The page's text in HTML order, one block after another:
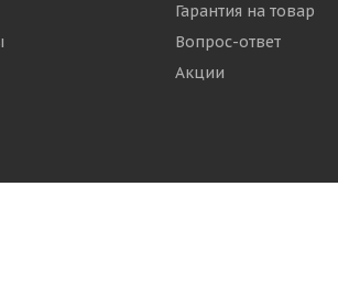
Гарантия на товар
Вопрос-ответ
Акции